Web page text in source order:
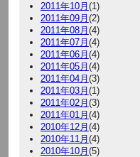
2011年10月 (1)
2011年09月 (2)
2011年08月 (4)
2011年07月 (4)
2011年06月 (4)
2011年05月 (4)
2011年04月 (3)
2011年03月 (1)
2011年02月 (3)
2011年01月 (4)
2010年12月 (4)
2010年11月 (4)
2010年10月 (5)